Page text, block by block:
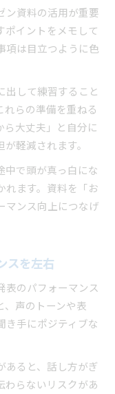
ン資料の活用が重要
ポイントをメモして
項は目立つように色
出して練習すること
れらの準備を重ねる
ら大丈夫」と自分に
軽減されます。
中で頭が真っ白にな
れます。資料を「お
マンス向上につなげ
スを左右
表のパフォーマンス
、声のトーンや表
き手にポジティブな
あると、話し方がぎ
わらないリスクがあ